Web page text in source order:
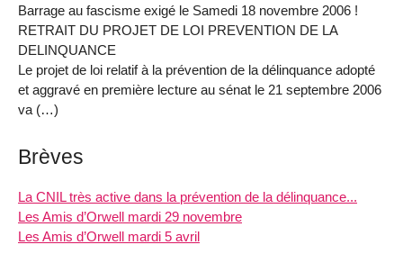
Barrage au fascisme exigé le Samedi 18 novembre 2006 !
RETRAIT DU PROJET DE LOI PREVENTION DE LA
DELINQUANCE
Le projet de loi relatif à la prévention de la délinquance adopté
et aggravé en première lecture au sénat le 21 septembre 2006
va (…)
Brèves
La CNIL très active dans la prévention de la délinquance...
Les Amis d’Orwell mardi 29 novembre
Les Amis d’Orwell mardi 5 avril